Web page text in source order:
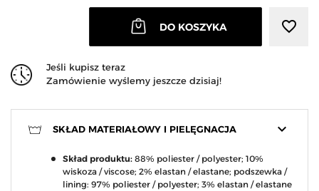
DO KOSZYKA favorite_border
Jeśli kupisz teraz
Zamówienie wyślemy jeszcze dzisiaj!
keyboard_arrow_down
SKŁAD MATERIAŁOWY I PIELĘGNACJA
Skład produktu: 88% poliester / polyester; 10%
wiskoza / viscose; 2% elastan / elastane; podszewka /
lining: 97% poliester / polyester; 3% elastan / elastane